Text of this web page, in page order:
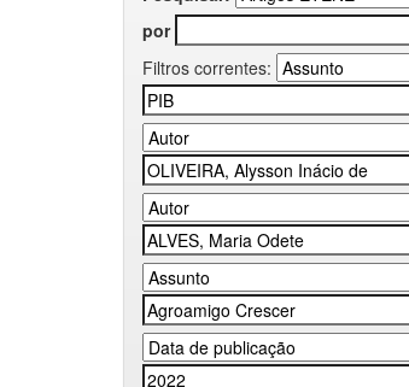
por
Filtros correntes: